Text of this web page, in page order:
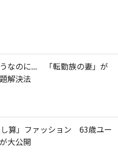
なのに... 「転勤族の妻」が
解決法
算」ファッション 63歳ユー
大公開